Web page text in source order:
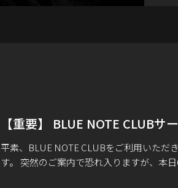
【重要】 BLUE NOTE CLUBサ
平素、BLUE NOTE CLUBをご利用いただ
す。 突然のご案内で恐れ入りますが、本